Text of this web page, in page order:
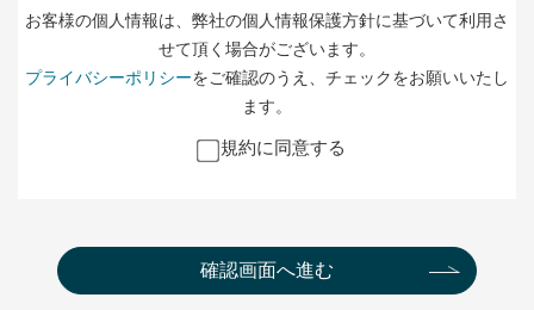
お客様の個人情報は、弊社の個人情報保護方針に基づいて利用さ
せて頂く場合がございます。
プライバシーポリシーをご確認のうえ、チェックをお願いいたし
ます。
規約に同意する